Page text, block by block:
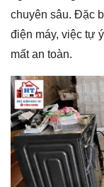
chuyên sâu. Đặc
điện máy, việc tự
mất an toàn.